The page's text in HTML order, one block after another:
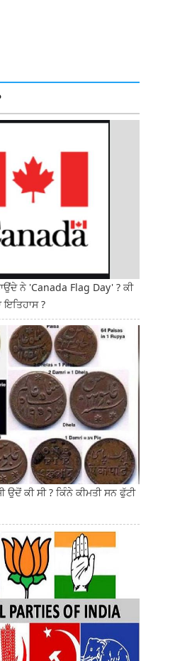
ਨੇ 'Canada Flag Day' ? ਕੀ
?
ਕੀ ਸੀ ? ਕਿੰਨੇ ਕੀਮਤੀ ਸਨ ਫੁੱਟੀ